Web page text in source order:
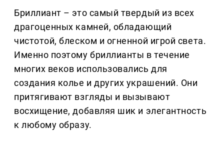
Бриллиант – это самый твердый из всех
драгоценных камней, обладающий
чистотой, блеском и огненной игрой света.
Именно поэтому бриллианты в течение
многих веков использовались для
создания колье и других украшений. Они
притягивают взгляды и вызывают
восхищение, добавляя шик и элегантность
к любому образу.